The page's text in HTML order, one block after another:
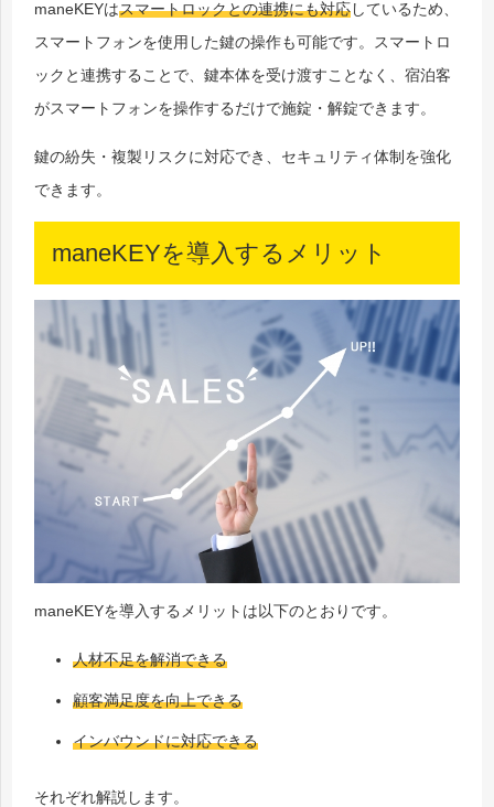
maneKEYはスマートロックとの連携にも対応しているため、
スマートフォンを使用した鍵の操作も可能です。スマートロ
ックと連携することで、鍵本体を受け渡すことなく、宿泊客
がスマートフォンを操作するだけで施錠・解錠できます。
鍵の紛失・複製リスクに対応でき、セキュリティ体制を強化
できます。
maneKEYを導入するメリット
maneKEYを導入するメリットは以下のとおりです。
人材不足を解消できる
顧客満足度を向上できる
インバウンドに対応できる
それぞれ解説します。